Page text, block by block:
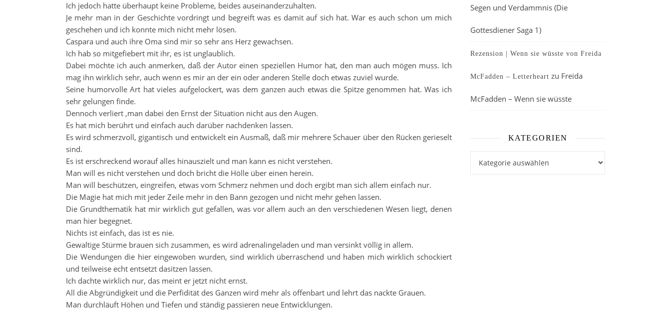
Ich jedoch hatte überhaupt keine Probleme, beides auseinanderzuhalten.
Je mehr man in der Geschichte vordringt und begreift was es damit auf sich hat. War es auch schon um mich
geschehen und ich konnte mich nicht mehr lösen.
Caspara und auch ihre Oma sind mir so sehr ans Herz gewachsen.
Ich hab so mitgefiebert mit ihr, es ist unglaublich.
Dabei möchte ich auch anmerken, daß der Autor einen speziellen Humor hat, den man auch mögen muss. Ich
mag ihn wirklich sehr, auch wenn es mir an der ein oder anderen Stelle doch etwas zuviel wurde.
Seine humorvolle Art hat vieles aufgelockert, was dem ganzen auch etwas die Spitze genommen hat. Was ich
sehr gelungen finde.
Dennoch verliert ,man dabei den Ernst der Situation nicht aus den Augen.
Es hat mich berührt und einfach auch darüber nachdenken lassen.
Es wird schmerzvoll, gigantisch und entwickelt ein Ausmaß, daß mir mehrere Schauer über den Rücken gerieselt
sind.
Es ist erschreckend worauf alles hinauszielt und man kann es nicht verstehen.
Man will es nicht verstehen und doch bricht die Hölle über einen herein.
Man will beschützen, eingreifen, etwas vom Schmerz nehmen und doch ergibt man sich allem einfach nur.
Die Magie hat mich mit jeder Zeile mehr in den Bann gezogen und nicht mehr gehen lassen.
Die Grundthematik hat mir wirklich gut gefallen, was vor allem auch an den verschiedenen Wesen liegt, denen
man hier begegnet.
Nichts ist einfach, das ist es nie.
Gewaltige Stürme brauen sich zusammen, es wird adrenalingeladen und man versinkt völlig in allem.
Die Wendungen die hier eingewoben wurden, sind wirklich überraschend und haben mich wirklich schockiert
und teilweise echt entsetzt dasitzen lassen.
Ich dachte wirklich nur, das meint er jetzt nicht ernst.
All die Abgründigkeit und die Perfidität des Ganzen wird mehr als offenbart und lehrt das nackte Grauen.
Man durchläuft Höhen und Tiefen und ständig passieren neue Entwicklungen.
Segen und Verdammnis (Die
Gottesdiener Saga 1)
Rezension | Wenn sie wüsste von Freida
McFadden – Letterheart zu Freida
McFadden – Wenn sie wüsste
KATEGORIEN